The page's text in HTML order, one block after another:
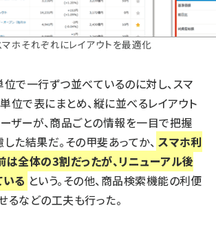
マホそれぞれにレイアウトを最適化
で一行ずつ並べているのに対し、スマ
位で表にまとめ、縦に並べるレイアウト
ーザーが、商品ごとの情報を一目で把握
た結果だ。その甲斐あってか、 スマホ利
は全体の3割だったが、リニューアル後
る という。その他、商品検索機能の利便
るなどの工夫も行った。